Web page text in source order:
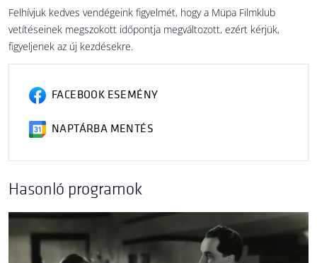
Felhívjuk kedves vendégeink figyelmét, hogy a Müpa Filmklub
vetítéseinek megszokott időpontja megváltozott, ezért kérjük,
figyeljenek az új kezdésekre.
FACEBOOK ESEMÉNY
NAPTÁRBA MENTÉS
Hasonló programok